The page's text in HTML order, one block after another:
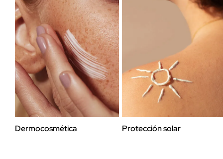
Dermocosmética Protección solar